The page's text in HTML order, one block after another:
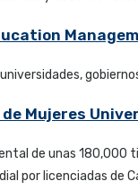
Mujeres
de unas
por licenciadas de